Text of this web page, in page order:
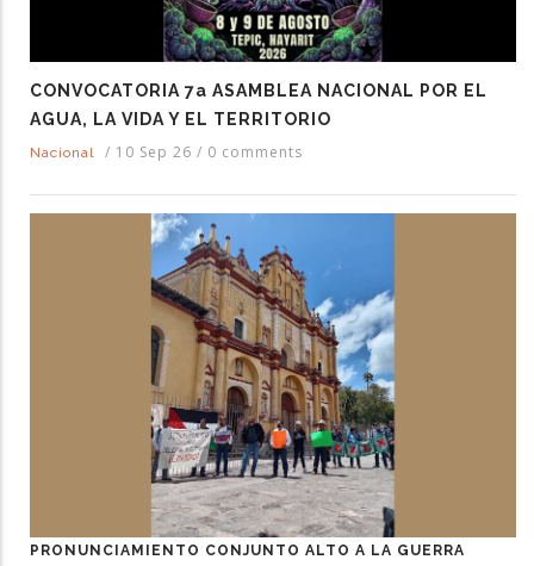
CONVOCATORIA 7a ASAMBLEA NACIONAL POR EL
AGUA, LA VIDA Y EL TERRITORIO
Nacional / 10 Sep 26 / 0 comments
PRONUNCIAMIENTO CONJUNTO ALTO A LA GUERRA